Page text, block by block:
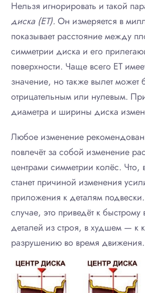
Нельзя игнорировать и такой
диска (ET). Он измеряется в
показывает расстояние между
симметрии диска и его
поверхности. Чаще всего ET
значение, но также вылет может
отрицательным или нулевым.
диаметра и ширины диска
Любое изменение
повлечёт за собой изменение
центрами симметрии колёс. Что,
станет причиной изменения
приложения к деталям
случае, это приведёт к быстрому
деталей из строя, в худшем — к
разрушению во время движения.